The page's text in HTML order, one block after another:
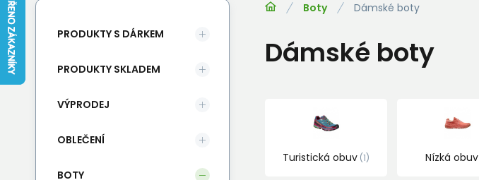
Boty Dámské boty
Dámské boty
Turistická obuv 1 Nízká obuv
PRODUKTY S DÁRKEM
PRODUKTY SKLADEM
VÝPRODEJ
OBLEČENÍ
BOTY